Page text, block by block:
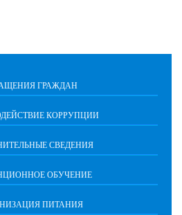
ГРАЖДАН
КОРРУПЦИИ
СВЕДЕНИЯ
ОБУЧЕНИЕ
ПИТАНИЯ